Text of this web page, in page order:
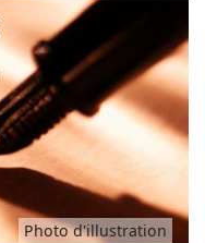
Photo d'illustration